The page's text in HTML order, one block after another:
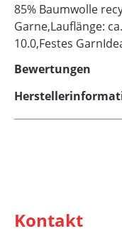
85% Baumwolle
Garne,Lauflänge:
10.0,Festes
Bewertungen
Kontakt